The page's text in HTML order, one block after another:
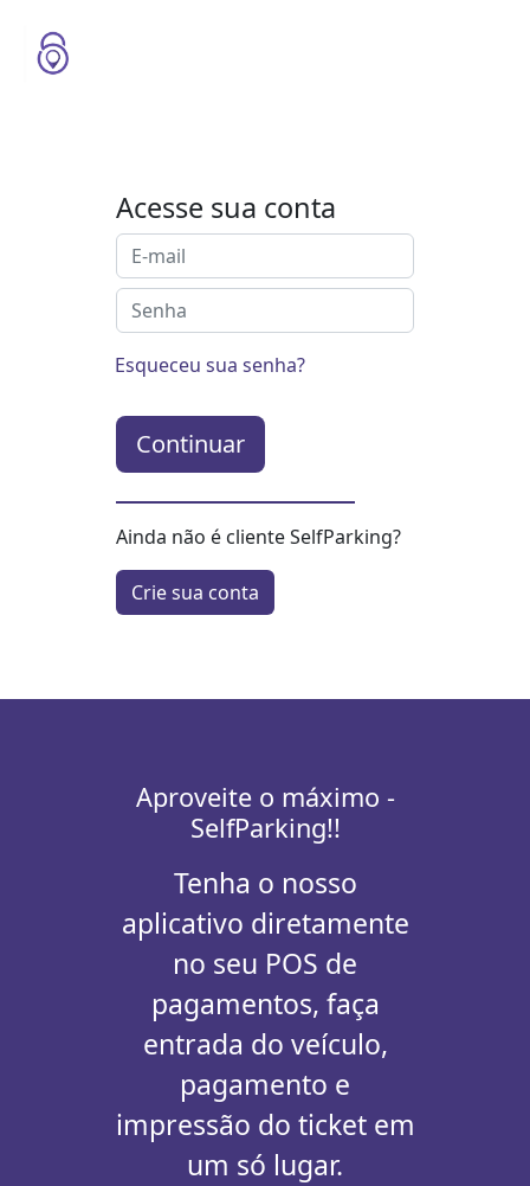
Acesse sua conta
Esqueceu sua senha?
Continuar
Ainda não é cliente SelfParking?
Crie sua conta
Aproveite o máximo -
SelfParking!!
Tenha o nosso
aplicativo diretamente
no seu POS de
pagamentos, faça
entrada do veículo,
pagamento e
impressão do ticket em
um só lugar.